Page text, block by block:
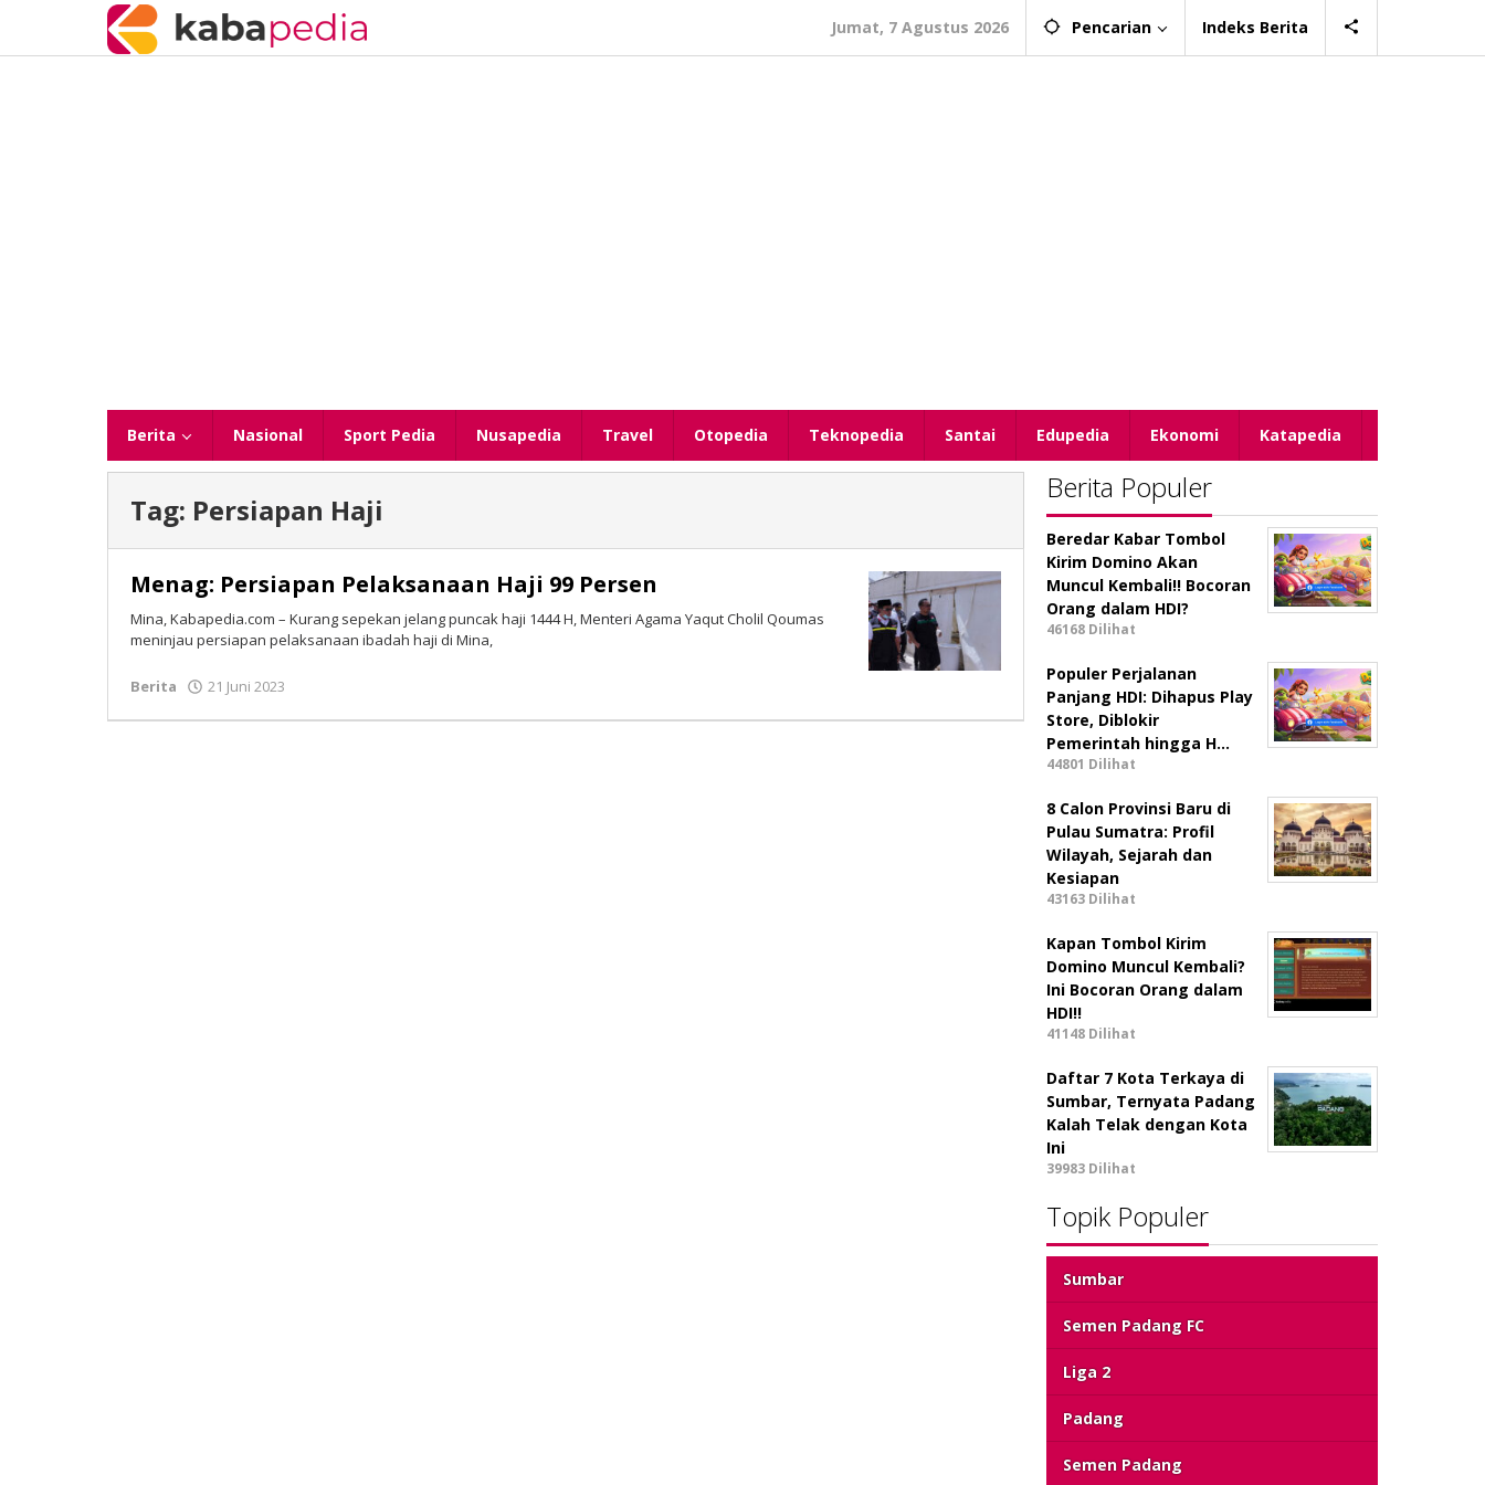
konten
Jumat, 7 Agustus 2026 Pencarian Indeks Berita
Berita Nasional Sport Pedia Nusapedia Travel Otopedia Teknopedia Santai Edupedia Ekonomi Katapedia
Tag: Persiapan Haji
Menag: Persiapan Pelaksanaan Haji 99 Persen
Mina, Kabapedia.com – Kurang sepekan jelang puncak haji 1444 H, Menteri Agama Yaqut Cholil Qoumas
meninjau persiapan pelaksanaan ibadah haji di Mina,
Berita 21 Juni 2023
Redaksi
Berita Populer
Beredar Kabar Tombol
Kirim Domino Akan
Muncul Kembali!! Bocoran
Orang dalam HDI?
46168 Dilihat
Populer Perjalanan
Panjang HDI: Dihapus Play
Store, Diblokir
Pemerintah hingga H…
44801 Dilihat
8 Calon Provinsi Baru di
Pulau Sumatra: Profil
Wilayah, Sejarah dan
Kesiapan
43163 Dilihat
Kapan Tombol Kirim
Domino Muncul Kembali?
Ini Bocoran Orang dalam
HDI!!
41148 Dilihat
Daftar 7 Kota Terkaya di
Sumbar, Ternyata Padang
Kalah Telak dengan Kota
Ini
39983 Dilihat
Topik Populer
Sumbar
Semen Padang FC
Liga 2
Padang
Semen Padang